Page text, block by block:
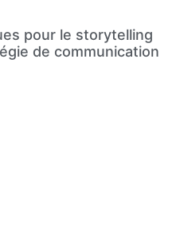
pour le storytelling
de communication